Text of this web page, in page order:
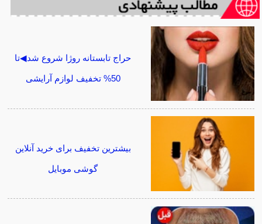
حراج تابستانه روژا شروع شد◀تا
50% تخفیف لوازم آرایشی
بیشترین تخفیف برای خرید آنلاین
گوشی موبایل